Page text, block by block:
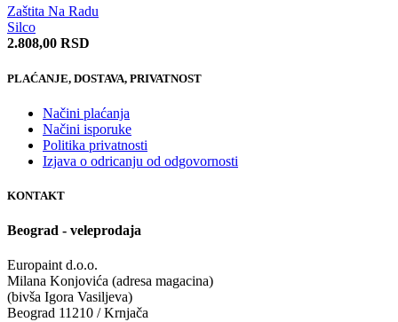
Zaštita Na Radu
Silco
2.808,00 RSD
PLAĆANJE, DOSTAVA, PRIVATNOST
Načini plaćanja
Načini isporuke
Politika privatnosti
Izjava o odricanju od odgovornosti
KONTAKT
Beograd - veleprodaja
Europaint d.o.o.
Milana Konjovića (adresa magacina)
(bivša Igora Vasiljeva)
Beograd 11210 / Krnjača